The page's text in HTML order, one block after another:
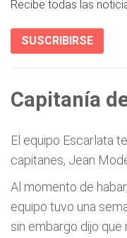
Recibe todas las
SUSCRIBIRSE
Capitanía
El equipo Escarlata
capitanes, Jean
Al momento de
equipo tuvo una
sin embargo dijo